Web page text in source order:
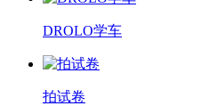
DROLO学车
拍试卷